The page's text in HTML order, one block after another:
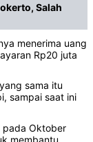
Salah
menerima uang
Rp20 juta
sama itu
sampai saat ini
pada Oktober
membantu